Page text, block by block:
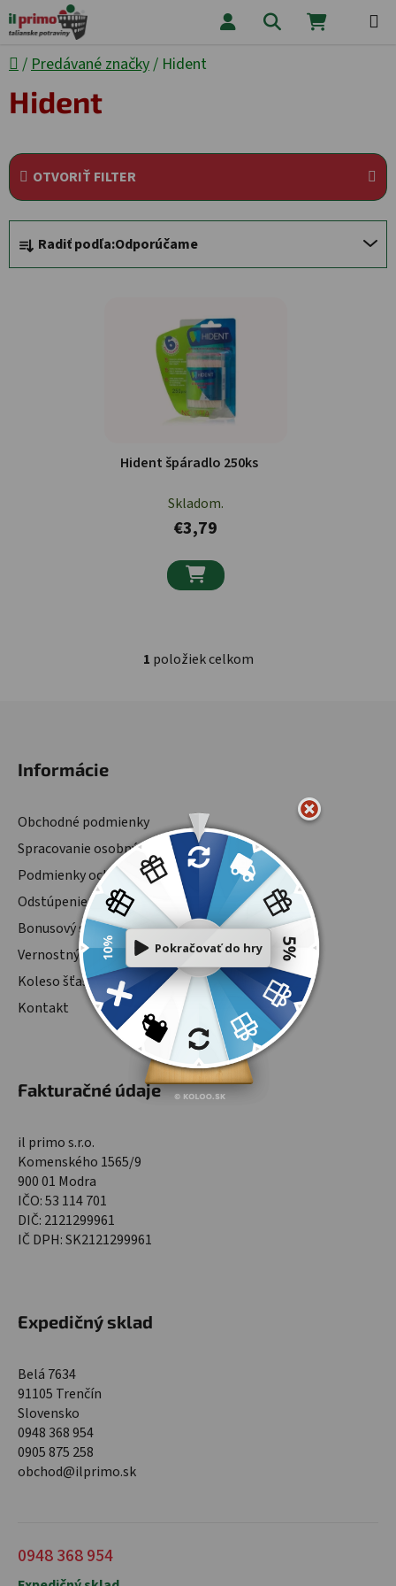
Prejsť na obsah Hľadať
Domov
/ Predávané značky/ Hident
Hident
OTVORIŤ FILTER
Radenie produktov
Radiť podľa:Odporúčame
Hident špáradlo 250ks
Skladom.
€3,79

Ovládacie prvky výpisu
1 položiek celkom
Informácie
Obchodné podmienky
Spracovanie osobných údajov
Podmienky ochrany osobných údajov
Odstúpenie od zmluvy
Bonusový systém
Vernostný program
Koleso šťastia
Kontakt
Fakturačné údaje
il primo s.r.o.
Komenského 1565/9
900 01 Modra
IČO: 53 114 701
DIČ: 2121299961
IČ DPH: SK2121299961
Expedičný sklad
Belá 7634
91105 Trenčín
Slovensko
0948 368 954
0905 875 258
obchod@ilprimo.sk
0948 368 954